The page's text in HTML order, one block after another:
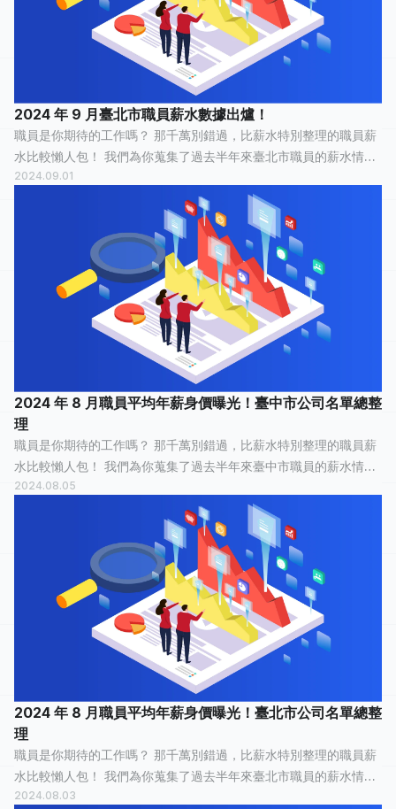
2024 年 9 月臺北市職員薪水數據出爐！
職員是你期待的工作嗎？ 那千萬別錯過，比薪水特別整理的職員薪
水比較懶人包！ 我們為你蒐集了過去半年來臺北市職員的薪水情
報，有 8 人分享他們最真實的工作經歷，有 4 人認為這份工作「
2024.09.01
2024 年 8 月職員平均年薪身價曝光！臺中市公司名單總整
理
職員是你期待的工作嗎？ 那千萬別錯過，比薪水特別整理的職員薪
水比較懶人包！ 我們為你蒐集了過去半年來臺中市職員的薪水情
報，有 52 人分享他們最真實的工作經歷，有 19 人認為這份工作「
2024.08.05
2024 年 8 月職員平均年薪身價曝光！臺北市公司名單總整
理
職員是你期待的工作嗎？ 那千萬別錯過，比薪水特別整理的職員薪
水比較懶人包！ 我們為你蒐集了過去半年來臺北市職員的薪水情
報，有 135 人分享他們最真實的工作經歷，有 42 人認為這份工作
2024.08.03